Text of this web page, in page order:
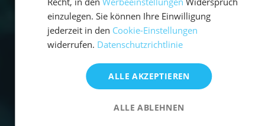
einzulegen. Sie können Ihre Einwilligung
jederzeit in den Cookie-Einstellungen
widerrufen. Datenschutzrichtlinie
ALLE AKZEPTIEREN
ALLE ABLEHNEN